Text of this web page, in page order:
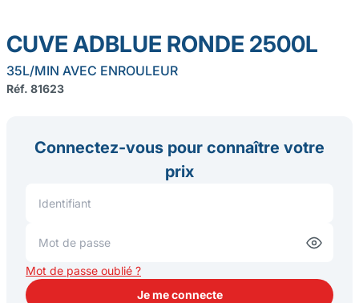
CUVE ADBLUE RONDE 2500L
35L/MIN AVEC ENROULEUR
Réf. 81623
Connectez-vous pour connaître votre
prix
Mot de passe oublié ?
Je me connecte